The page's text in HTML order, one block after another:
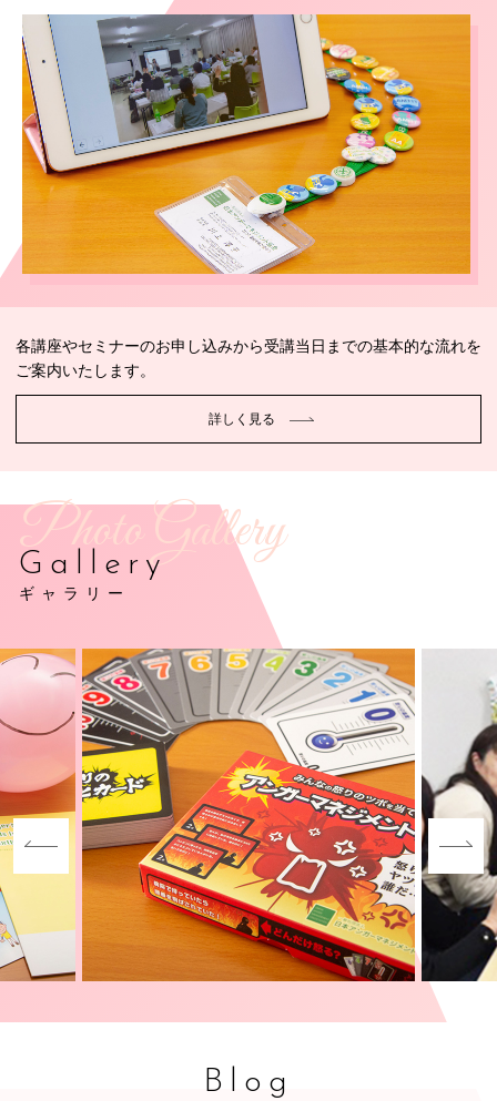
各講座やセミナーのお申し込みから受講当日までの基本的な流れを
ご案内いたします。
詳しく見る
Photo Gallery
Gallery
ギャラリー
Blog